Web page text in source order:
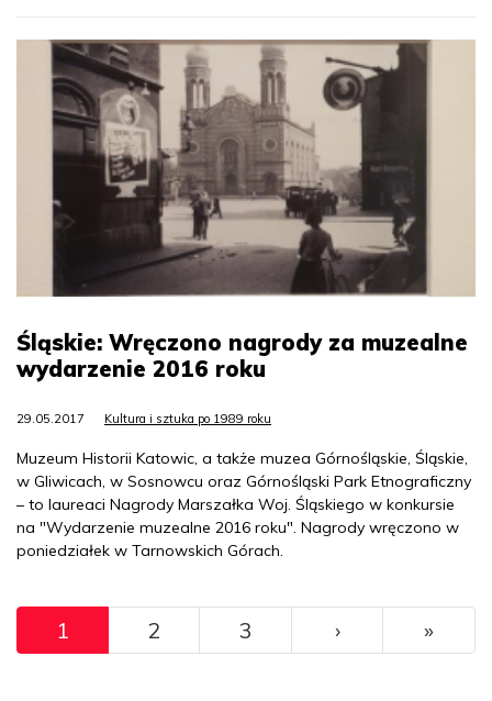
Śląskie: Wręczono nagrody za muzealne
wydarzenie 2016 roku
29.05.2017 Kultura i sztuka po 1989 roku
Muzeum Historii Katowic, a także muzea Górnośląskie, Śląskie,
w Gliwicach, w Sosnowcu oraz Górnośląski Park Etnograficzny
– to laureaci Nagrody Marszałka Woj. Śląskiego w konkursie
na "Wydarzenie muzealne 2016 roku". Nagrody wręczono w
poniedziałek w Tarnowskich Górach.
Pagination
1 2 3 ››› »